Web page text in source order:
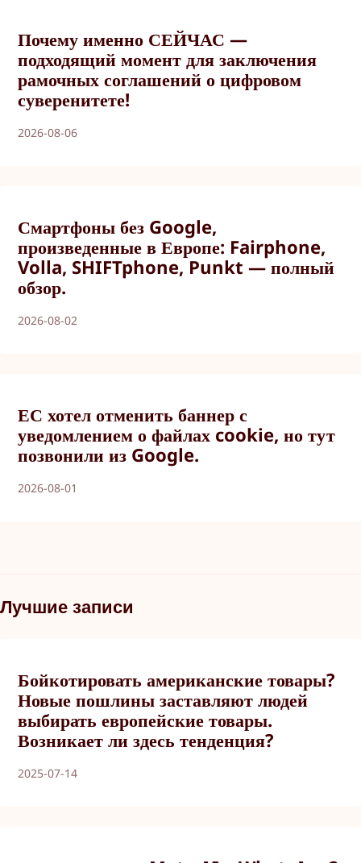
Почему именно СЕЙЧАС —
подходящий момент для заключения
рамочных соглашений о цифровом
суверенитете!
2026-08-06
Смартфоны без Google,
произведенные в Европе: Fairphone,
Volla, SHIFTphone, Punkt — полный
обзор.
2026-08-02
ЕС хотел отменить баннер с
уведомлением о файлах cookie, но тут
позвонили из Google.
2026-08-01
Лучшие записи
Бойкотировать американские товары?
Новые пошлины заставляют людей
выбирать европейские товары.
Возникает ли здесь тенденция?
2025-07-14